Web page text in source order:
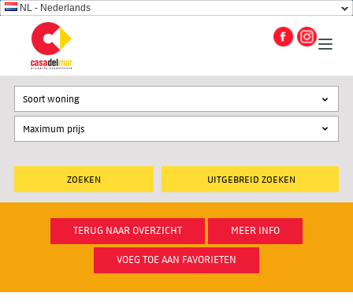
NL - Nederlands
UITGEBREID ZOEKEN
Soort woning
TERUG NAAR OVERZICHT MEER INFO
VOEG TOE AAN FAVORIETEN